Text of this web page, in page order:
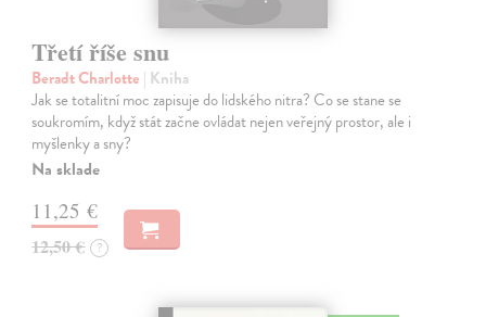
Třetí říše snu
Beradt Charlotte | Kniha
Jak se totalitní moc zapisuje do lidského nitra? Co se stane se
soukromím, když stát začne ovládat nejen veřejný prostor, ale i
myšlenky a sny?
Na sklade
11,25 €
12,50 € ?